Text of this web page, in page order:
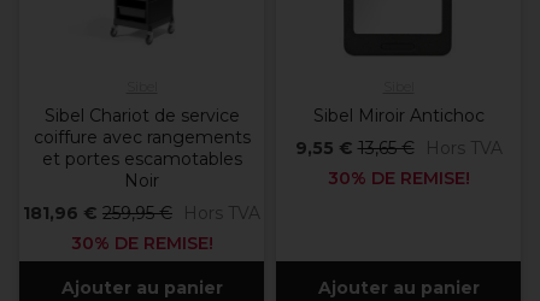
Sibel Chariot de service
coiffure avec rangements
et portes escamotables
Noir
181,96 € 259,95 €
Hors TVA
30% DE REMISE!
Ajouter au panier
Sibel Miroir Antichoc
9,55 € 13,65 €
Hors TVA
30% DE REMISE!
Ajouter au panier